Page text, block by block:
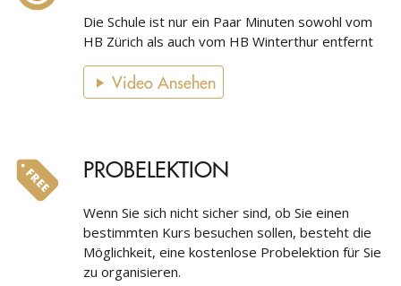
Die Schule ist nur ein Paar Minuten sowohl vom
HB Zürich als auch vom HB Winterthur entfernt
Video Ansehen
PROBELEKTION
Wenn Sie sich nicht sicher sind, ob Sie einen
bestimmten Kurs besuchen sollen, besteht die
Möglichkeit, eine kostenlose Probelektion für Sie
zu organisieren.